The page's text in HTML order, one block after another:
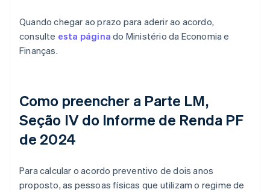
Quando chegar ao prazo para aderir ao acordo,
consulte esta página do Ministério da Economia e
Finanças.
Como preencher a Parte LM,
Seção IV do Informe de Renda PF
de 2024
Para calcular o acordo preventivo de dois anos
proposto, as pessoas físicas que utilizam o regime de